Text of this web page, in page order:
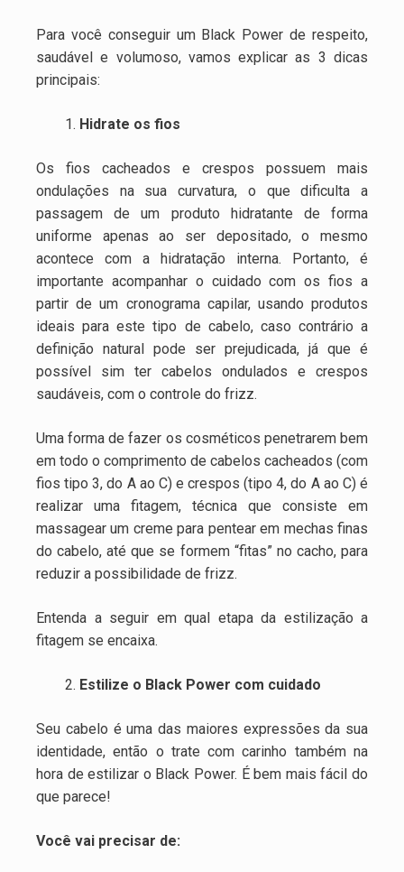
Para você conseguir um Black Power de respeito,
saudável e volumoso, vamos explicar as 3 dicas
principais:
Hidrate os fios
Os fios cacheados e crespos possuem mais
ondulações na sua curvatura, o que dificulta a
passagem de um produto hidratante de forma
uniforme apenas ao ser depositado, o mesmo
acontece com a hidratação interna. Portanto, é
importante acompanhar o cuidado com os fios a
partir de um cronograma capilar, usando produtos
ideais para este tipo de cabelo, caso contrário a
definição natural pode ser prejudicada, já que é
possível sim ter cabelos ondulados e crespos
saudáveis, com o controle do frizz.
Uma forma de fazer os cosméticos penetrarem bem
em todo o comprimento de cabelos cacheados (com
fios tipo 3, do A ao C) e crespos (tipo 4, do A ao C) é
realizar uma fitagem, técnica que consiste em
massagear um creme para pentear em mechas finas
do cabelo, até que se formem “fitas” no cacho, para
reduzir a possibilidade de frizz.
Entenda a seguir em qual etapa da estilização a
fitagem se encaixa.
Estilize o Black Power com cuidado
Seu cabelo é uma das maiores expressões da sua
identidade, então o trate com carinho também na
hora de estilizar o Black Power. É bem mais fácil do
que parece!
Você vai precisar de: